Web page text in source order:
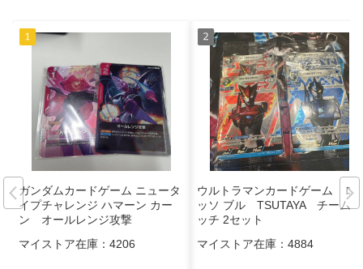
ガンダムカードゲーム ニュータ
イプチャレンジ ハマーン カー
ン オールレンジ攻撃
マイストア在庫： 4206
ウルトラマンカードゲーム ロ
ッソ ブル TSUTAYA チームマ
ッチ 2セット
マイストア在庫： 4884